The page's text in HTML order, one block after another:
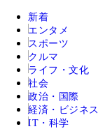
新着
エンタメ
スポーツ
クルマ
ライフ・文化
社会
政治・国際
経済・ビジネス
IT・科学